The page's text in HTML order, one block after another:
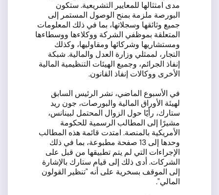
مدى امتثالها للمعايير التشريعية. ستكون
البورصة ملزمة بمنح الوصول المستمر إلى
جميع وثائقها وسجلاتها، بما في ذلك المعلومات
المتعلقة بموظفي الشركة ووكلاءها ووسطاءها
ومستشاريها وشركائها ومقاوليها، وكذلك
التجار، لممثلي وزارة العدل والمالية. شبكة
إنفاذ الجرائم، وجميع الهيئات التنظيمية المالية
الأخرى ووكالات إنفاذ القانون.
في الأسبوع الماضي، نشر الرئيس السابق
لهيئة الأوراق المالية والبورصات، جون ريد
ستارك، رأيًا حول الزوال المحتمل لبينانس،
مشيرًا إلى المطالب الرسمية للحكومة
الأمريكية بالمنصة. امتدت قائمة هذه المطالب
وحدها إلى 13 صفحة مطبوعة، بما في ذلك
الإجراءات التي لم يتم تطبيقها من قبل على
الشركات. أدى ذلك إلى قيام ستارك بالإشارة
إلى الموقف بسخرية على أنه "تنظير القولون
المالي".